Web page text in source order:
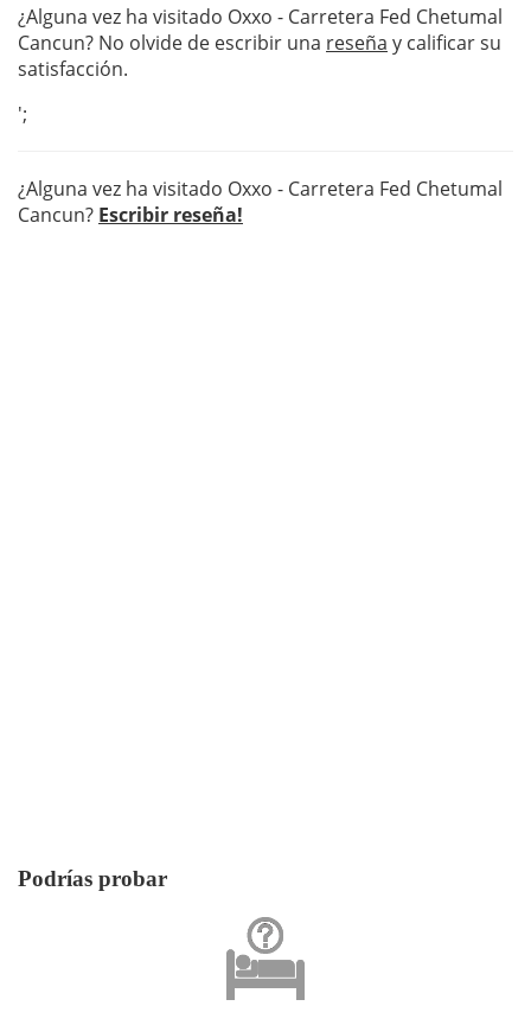
¿Alguna vez ha visitado Oxxo - Carretera Fed Chetumal
Cancun? No olvide de escribir una reseña y calificar su
satisfacción.
';
¿Alguna vez ha visitado Oxxo - Carretera Fed Chetumal
Cancun? Escribir reseña!
Podrías probar